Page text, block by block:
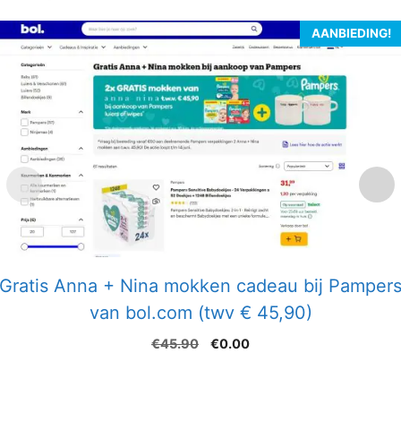
AANBIEDING!
Gratis Anna + Nina mokken cadeau bij Pampers
van bol.com (twv € 45,90)
€45.90
Oorspronkelijke
€0.00Huidige